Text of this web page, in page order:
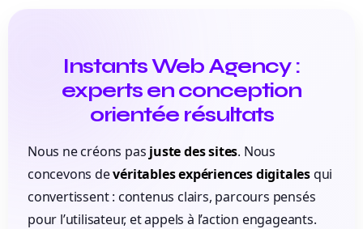
Instants Web Agency :
experts en conception
orientée résultats
Nous ne créons pas juste des sites. Nous
concevons devéritables expériences digitalesqui
convertissent : contenus clairs, parcours pensés
pour l’utilisateur, et appels à l’action engageants.